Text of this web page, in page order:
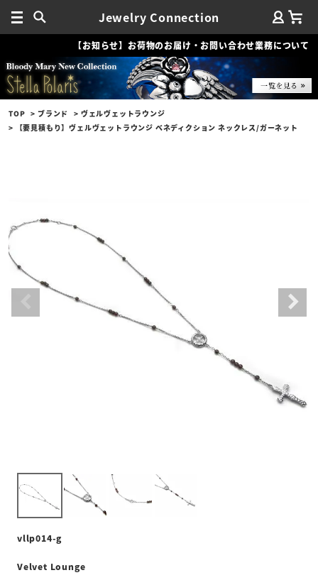
Jewelry Connection
【お知らせ】お荷物のお届け・お問い合わせ業務について
TOP ブランド
ヴェルヴェットラウンジ
【要見積もり】ヴェルヴェットラウンジ ベネディクション ネックレス/ガーネット
vllp014-g
Velvet Lounge